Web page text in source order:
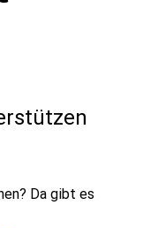
Da gibt es